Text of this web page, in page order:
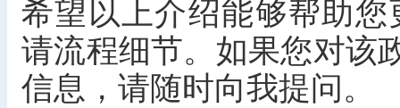
希望以上介绍能够帮助
请流程细节。如果您对该
信息，请随时向我提问。